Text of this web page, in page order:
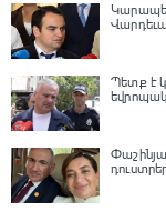
Պետք է